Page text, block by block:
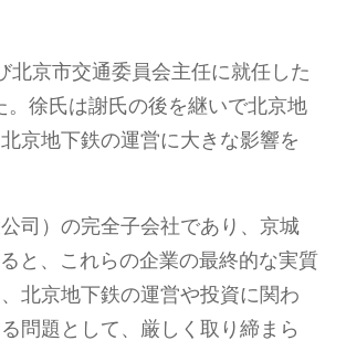
京市交通委員会主任に就任した
徐氏は謝氏の後を継いで北京地
京地下鉄の運営に大きな影響を
司）の完全子会社であり、京城
と、これらの企業の最終的な実質
北京地下鉄の運営や投資に関わ
問題として、厳しく取り締まら